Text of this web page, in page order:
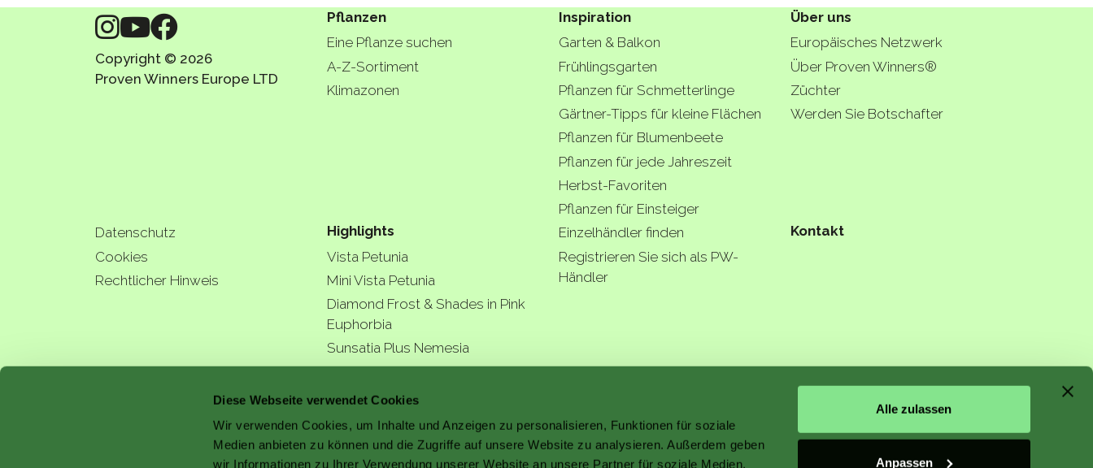
Diese Webseite verwendet Cookies
Wir verwenden Cookies, um Inhalte und Anzeigen zu personalisieren, Funktionen für soziale
Medien anbieten zu können und die Zugriffe auf unsere Website zu analysieren. Außerdem geben
wir Informationen zu Ihrer Verwendung unserer Website an unsere Partner für soziale Medien,
Alle zulassen
Anpassen
Copyright © 2026
Proven Winners Europe LTD
Pflanzen
Eine Pflanze suchen
A-Z-Sortiment
Klimazonen
Inspiration
Garten & Balkon
Frühlingsgarten
Pflanzen für Schmetterlinge
Gärtner-Tipps für kleine Flächen
Pflanzen für Blumenbeete
Pflanzen für jede Jahreszeit
Herbst-Favoriten
Pflanzen für Einsteiger
Über uns
Europäisches Netzwerk
Über Proven Winners®
Züchter
Werden Sie Botschafter
Datenschutz
Cookies
Rechtlicher Hinweis
Highlights
Vista Petunia
Mini Vista Petunia
Diamond Frost & Shades in Pink
Euphorbia
Sunsatia Plus Nemesia
Hydrangea Arborescens
Einzelhändler finden
Registrieren Sie sich als PW-
Händler
Kontakt
a better garden starts